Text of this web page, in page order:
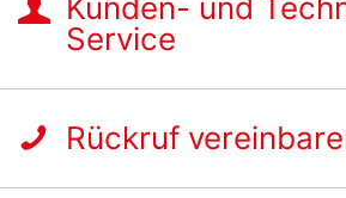
Service
Rückruf